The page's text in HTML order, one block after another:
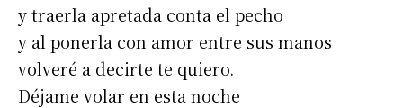
y traerla apretada conta el pecho
y al ponerla con amor entre sus manos
volveré a decirte te quiero.
Déjame volar en esta noche